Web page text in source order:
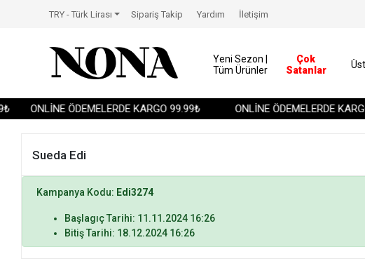
ONLİNE ÖDEMELERDE KARGO 99.99₺ ONLİNE ÖDEMELERDE
TRY - Türk Lirası Sipariş Takip Yardım İletişim
Yeni Sezon |
Tüm Ürünler
Çok
Satanlar
Sueda Edi
Kampanya Kodu: Edi3274
Başlagıç Tarihi: 11.11.2024 16:26
Bitiş Tarihi: 18.12.2024 16:26